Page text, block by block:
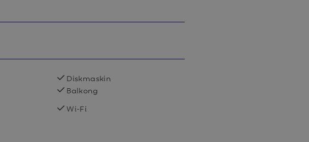
Diskmaskin
Balkong
Wi-Fi